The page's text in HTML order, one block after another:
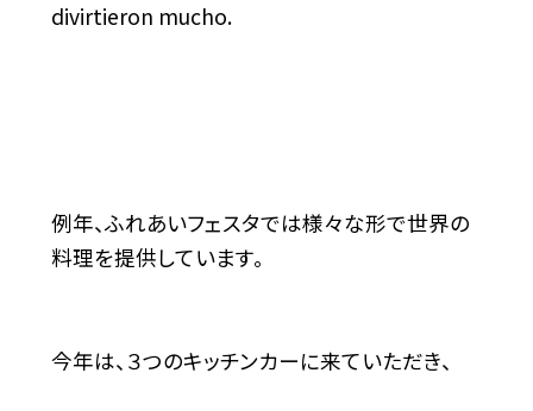
divirtieron mucho.
例年、ふれあいフェスタでは様々な形で世界の
料理を提供しています。
今年は、３つのキッチンカーに来ていただき、